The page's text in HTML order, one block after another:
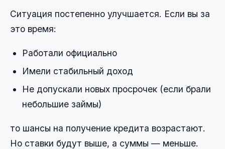
Ситуация постепенно улучшается. Если вы за
это время:
Работали официально
Имели стабильный доход
Не допускали новых просрочек (если брали
небольшие займы)
то шансы на получение кредита возрастают.
Но ставки будут выше, а суммы — меньше.